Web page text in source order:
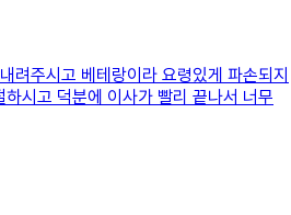
려주시고 베테랑이라 요령있게 파손되지
시고 덕분에 이사가 빨리 끝나서 너무